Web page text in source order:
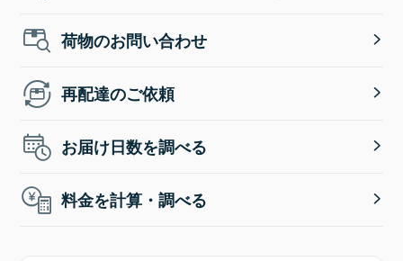
荷物のお問い合わせ
再配達のご依頼
お届け日数を調べる
料金を計算・調べる